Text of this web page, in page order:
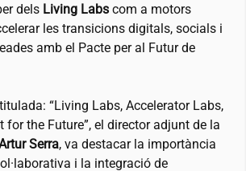
dels Living Labs com a motors
les transicions digitals, socials i
amb el Pacte per al Futur de
“Living Labs, Accelerator Labs,
for the Future”, el director adjunt de la
Serra, va destacar la importància
i la integració de